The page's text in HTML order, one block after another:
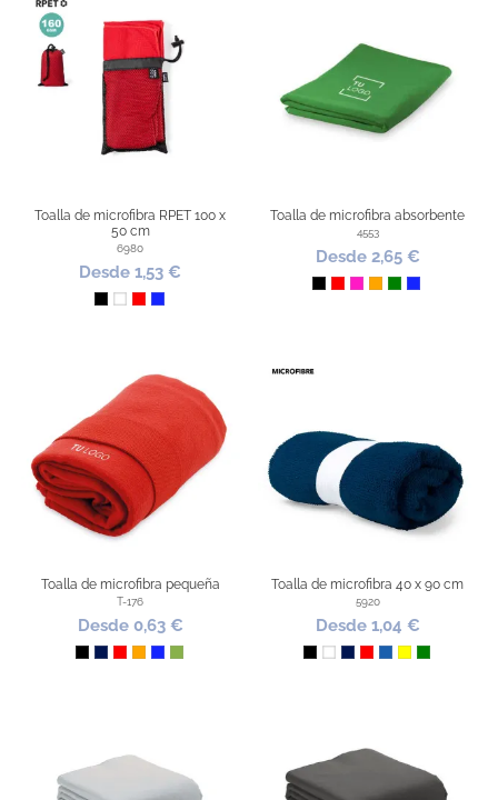
Toalla de microfibra RPET 100 x
50 cm
6980
Desde 1,53 €
NegroBlanco
RojoAzul Royal
Toalla de microfibra absorbente
4553
Desde 2,65 €
Negro
RojoFucsiaNaranja
VerdeAzul Royal
Toalla de microfibra pequeña
T-176
Desde 0,63 €
NegroMarino
RojoNaranja
Azul Royal
Pistacho
Toalla de microfibra 40 x 90 cm
5920
Desde 1,04 €
NegroBlanco
Marino
RojoAzulAmarillo
Verde